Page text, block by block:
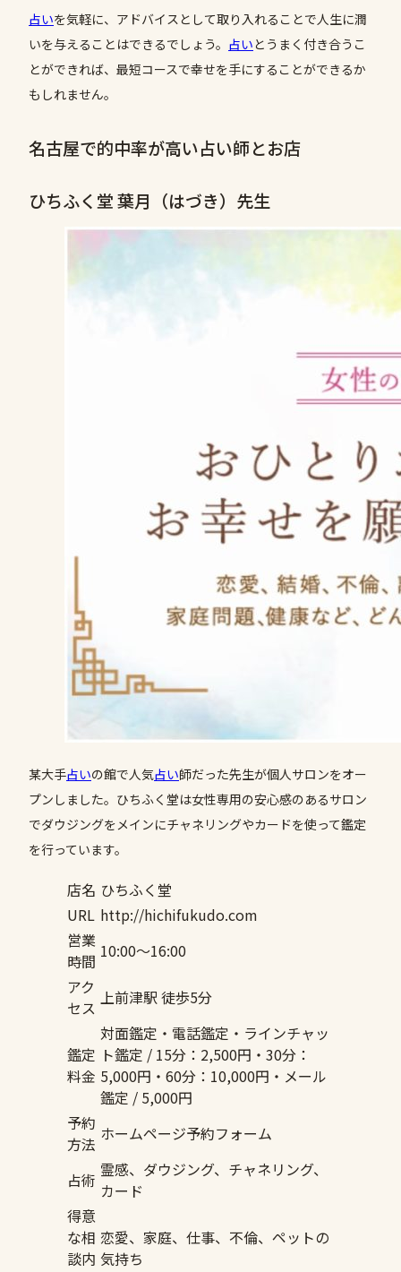
占いを気軽に、アドバイスとして取り入れることで人生に潤
いを与えることはできるでしょう。 占いとうまく付き合うこ
とができれば、最短コースで幸せを手にすることができるか
もしれません。
名古屋で的中率が高い占い師とお店
ひちふく堂 葉月（はづき）先生
某大手占いの館で人気占い師だった先生が個人サロンをオー
プンしました。ひちふく堂は女性専用の安心感のあるサロン
でダウジングをメインにチャネリングやカードを使って鑑定
を行っています。
店名 ひちふく堂
URL http://hichifukudo.com
営業
時間 10:00〜16:00
アク
セス 上前津駅 徒歩5分
鑑定
料金
対面鑑定・電話鑑定・ラインチャッ
ト鑑定 / 15分：2,500円・30分：
5,000円・60分：10,000円・メール
鑑定 / 5,000円
予約
方法 ホームページ予約フォーム
占術 霊感、ダウジング、チャネリング、
カード
得意
な相
談内
恋愛、家庭、仕事、不倫、ペットの
気持ち